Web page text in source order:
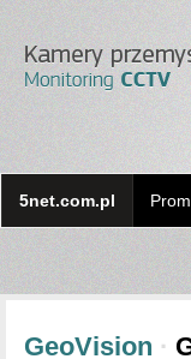
5net.com.pl
GeoVision ·